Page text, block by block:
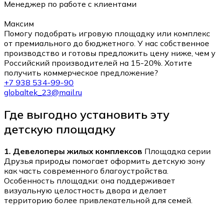
Менеджер по работе с клиентами
Максим
Помогу подобрать игровую площадку или комплекс
от премиального до бюджетного. У нас собственное
производство и готовы предложить цену ниже, чем у
Российский производителей на 15-20%. Хотите
получить коммерческое предложение?
+7 938 534-99-90
globaltek_23@mail.ru
Где выгодно установить эту
детскую площадку
1. Девелоперы жилых комплексов Площадка серии
Друзья природы помогает оформить детскую зону
как часть современного благоустройства.
Особенность площадки: она поддерживает
визуальную целостность двора и делает
территорию более привлекательной для семей.